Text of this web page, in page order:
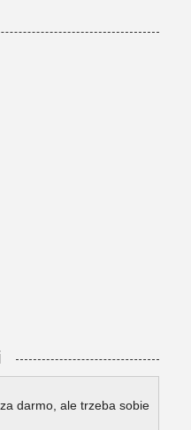
darmo, ale trzeba sobie